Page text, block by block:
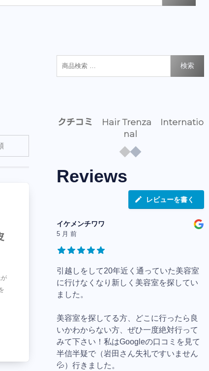
検索
クチコミ Hair Trenza Internatio
nal
Reviews
レビューを書く
イケメンチワワ
5 月 前
引越しをして20年近く通っていた美容室
に行けなくなり新しく美容室を探してい
ました。
美容室を探してる方、どこに行ったら良
いかわからない方、ぜひ一度絶対行って
みて下さい！私はGoogleの口コミを見て
半信半疑で（岩田さん失礼ですいません
💦）行きました。